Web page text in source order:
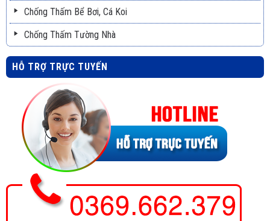
Chống Thấm Bể Bơi, Cá Koi
Chống Thấm Tường Nhà
HỖ TRỢ TRỰC TUYẾN